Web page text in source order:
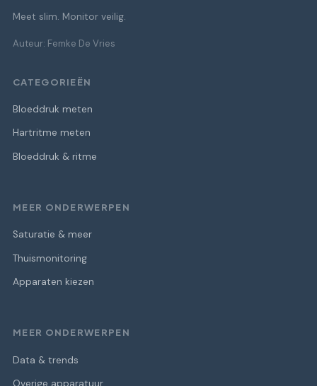
Meet slim. Monitor veilig.
Auteur: Femke De Vries
CATEGORIEËN
Bloeddruk meten
Hartritme meten
Bloeddruk & ritme
MEER ONDERWERPEN
Saturatie & meer
Thuismonitoring
Apparaten kiezen
MEER ONDERWERPEN
Data & trends